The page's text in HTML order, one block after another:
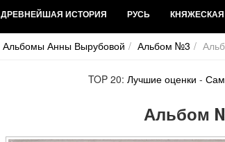
ДРЕВНЕЙШАЯ ИСТОРИЯ РУСЬ
Альбомы Анны Вырубовой Альбом №3
TOP 20:Лучшие оценки -
Альбом